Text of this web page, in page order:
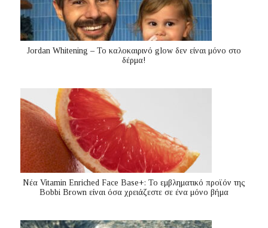
Jordan Whitening – Το καλοκαιρινό glow δεν είναι μόνο στο
δέρμα!
Nέα Vitamin Enriched Face Base+: Το εμβληματικό προϊόν της
Bobbi Brown είναι όσα χρειάζεστε σε ένα μόνο βήμα